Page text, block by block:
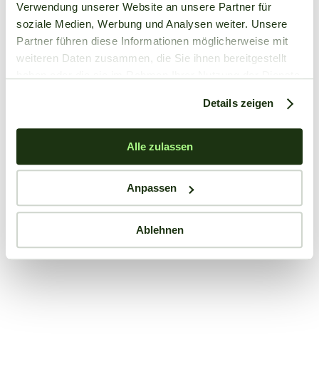
Verwendung unserer Website an unsere Partner für
soziale Medien, Werbung und Analysen weiter. Unsere
Partner führen diese Informationen möglicherweise mit
weiteren Daten zusammen, die Sie ihnen bereitgestellt
Details zeigen
Alle zulassen
Anpassen
Ablehnen